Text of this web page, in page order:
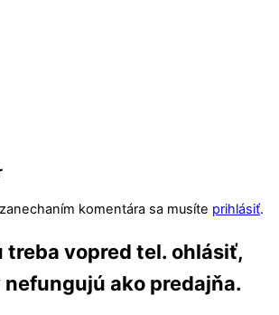
komentára sa musíte prihlásiť.
treba vopred tel. ohlásiť,
ako predajňa.